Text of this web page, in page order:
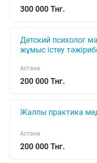
300 000 Тнг.
Детский психолог
жұмыс істеу
денсаулығын
200 000 Тнг.
Астана
Жалпы практика
200 000 Тнг.
Астана